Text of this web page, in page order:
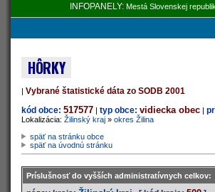
INFOPANELY: Mestá Slovenskej
HÔRKY
| Vybrané štatistické dáta zo SODB 2001
kód obce: 517577 | typ obce: vidiecka obec |
Lokalizácia: Žilinský kraj » okres Žilina
späť na stránku obce
späť na úvodnú stránku
Príslušnosť do vyšších administratívnych celkov: